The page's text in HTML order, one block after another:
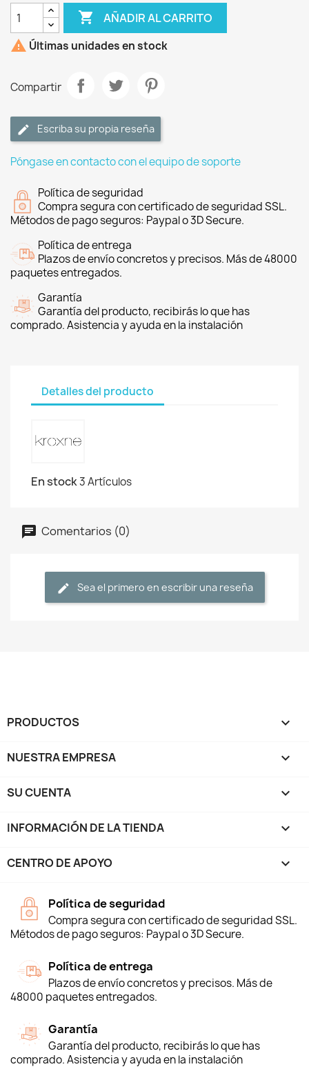
 AÑADIR AL CARRITO
 Últimas unidades en stock
Compartir
Escriba su propia reseña
Póngase en contacto con el equipo de soporte
Política de seguridad
Compra segura con certificado de seguridad SSL.
Métodos de pago seguros: Paypal o 3D Secure.
Política de entrega
Plazos de envío concretos y precisos. Más de 48000
paquetes entregados.
Garantía
Garantía del producto, recibirás lo que has
comprado. Asistencia y ayuda en la instalación
Detalles del producto
En stock3 Artículos
Comentarios (0)
Sea el primero en escribir una reseña
PRODUCTOS 
NUESTRA EMPRESA 
SU CUENTA 
INFORMACIÓN DE LA TIENDA keyboard_arrow_down
CENTRO DE APOYO 
Política de seguridad
Compra segura con certificado de seguridad SSL.
Métodos de pago seguros: Paypal o 3D Secure.
Política de entrega
Plazos de envío concretos y precisos. Más de
48000 paquetes entregados.
Garantía
Garantía del producto, recibirás lo que has
comprado. Asistencia y ayuda en la instalación